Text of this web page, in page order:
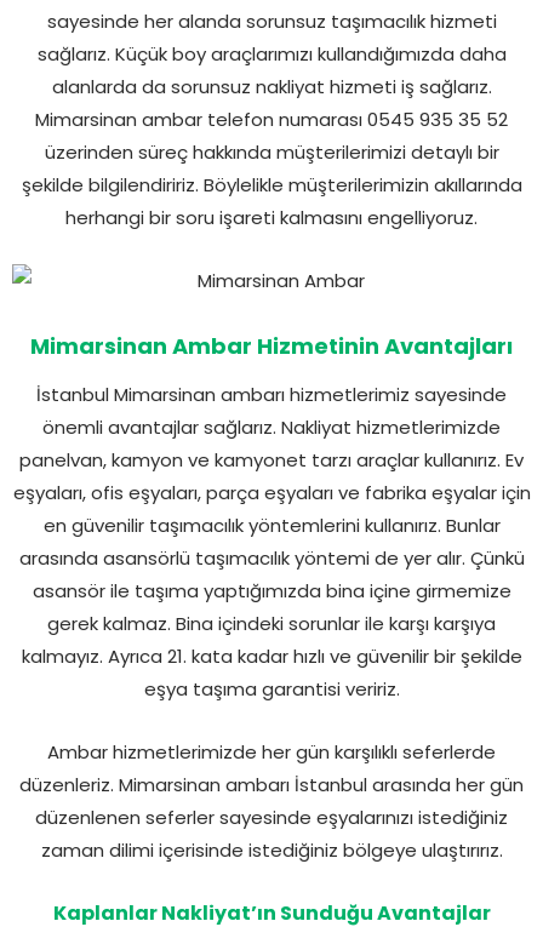
sayesinde her alanda sorunsuz taşımacılık hizmeti
sağlarız. Küçük boy araçlarımızı kullandığımızda daha
alanlarda da sorunsuz nakliyat hizmeti iş sağlarız.
Mimarsinan ambar telefon numarası 0545 935 35 52
üzerinden süreç hakkında müşterilerimizi detaylı bir
şekilde bilgilendiririz. Böylelikle müşterilerimizin akıllarında
herhangi bir soru işareti kalmasını engelliyoruz.
Mimarsinan Ambar Hizmetinin Avantajları
İstanbul Mimarsinan ambarı hizmetlerimiz sayesinde
önemli avantajlar sağlarız. Nakliyat hizmetlerimizde
panelvan, kamyon ve kamyonet tarzı araçlar kullanırız. Ev
eşyaları, ofis eşyaları, parça eşyaları ve fabrika eşyalar için
en güvenilir taşımacılık yöntemlerini kullanırız. Bunlar
arasında asansörlü taşımacılık yöntemi de yer alır. Çünkü
asansör ile taşıma yaptığımızda bina içine girmemize
gerek kalmaz. Bina içindeki sorunlar ile karşı karşıya
kalmayız. Ayrıca 21. kata kadar hızlı ve güvenilir bir şekilde
eşya taşıma garantisi veririz.
Ambar hizmetlerimizde her gün karşılıklı seferlerde
düzenleriz. Mimarsinan ambarı İstanbul arasında her gün
düzenlenen seferler sayesinde eşyalarınızı istediğiniz
zaman dilimi içerisinde istediğiniz bölgeye ulaştırırız.
Kaplanlar Nakliyat’ın Sunduğu Avantajlar